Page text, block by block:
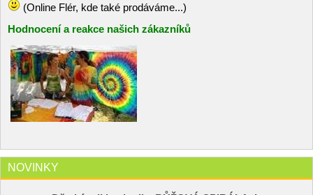
(Online Flér, kde také prodáváme...)
Hodnocení a reakce našich zákazníků
NOVINKY